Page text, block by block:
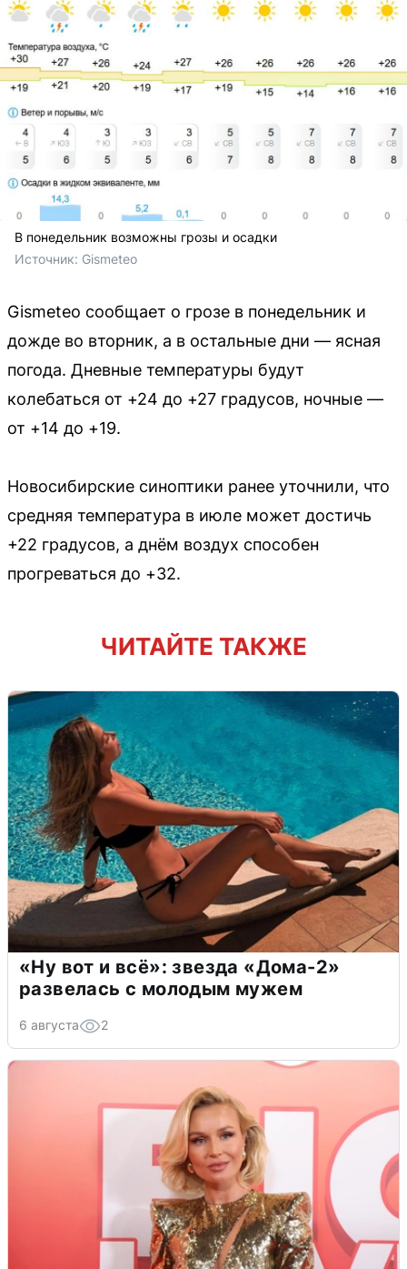
В понедельник возможны грозы и осадки
Источник: Gismeteo
Gismeteo сообщает о грозе в понедельник и
дожде во вторник, а в остальные дни — ясная
погода. Дневные температуры будут
колебаться от +24 до +27 градусов, ночные —
от +14 до +19.
Новосибирские синоптики ранее уточнили, что
средняя температура в июле может достичь
+22 градусов, а днём воздух способен
прогреваться до +32.
ЧИТАЙТЕ ТАКЖЕ
«Ну вот и всё»: звезда «Дома-2»
развелась с молодым мужем
6 августа 2